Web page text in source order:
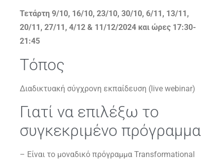
Τετάρτη 9/10, 16/10, 23/10, 30/10, 6/11, 13/11,
20/11, 27/11, 4/12 & 11/12/2024 και ώρες 17:30-
21:45
Τόπος
Διαδικτυακή σύγχρονη εκπαίδευση (live webinar)
Γιατί να επιλέξω το
συγκεκριμένο πρόγραμμα
– Είναι το μοναδικό πρόγραμμα Transformational